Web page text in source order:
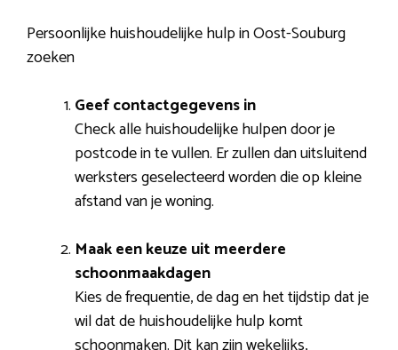
Persoonlijke huishoudelijke hulp in Oost-Souburg
zoeken
Geef contactgegevens in
Check alle huishoudelijke hulpen door je
postcode in te vullen. Er zullen dan uitsluitend
werksters geselecteerd worden die op kleine
afstand van je woning.
Maak een keuze uit meerdere
schoonmaakdagen
Kies de frequentie, de dag en het tijdstip dat je
wil dat de huishoudelijke hulp komt